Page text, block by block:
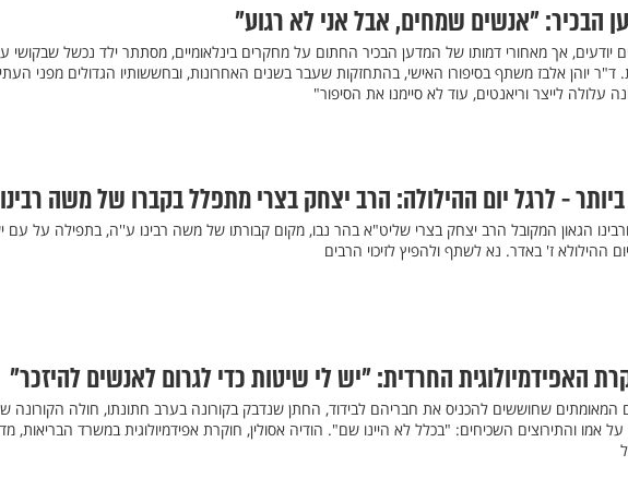
הבכיר: "אנשים שמחים, אבל אני לא רגוע"
יודעים, אך מאחורי דמותו של המדען הבכיר החתום על מחקרים בינלאומיים, מסתתר ילד נכשל שבקושי
ד"ר יוהן אלבז משתף בסיפורו האישי, בהתחזקות שעבר בשנים האחרונות, ובחששותיו הגדולים מפני
עלולה לייצר וריאנטים, עוד לא סיימנו את הסיפור"
ביותר - לרגל יום ההילולה: הרב יצחק בצרי מתפלל בקברו של משה רבינו
ורבינו הגאון המקובל הרב יצחק בצרי שליט"א בהר נבו, מקום קבורתו של משה רבינו ע''ה, בתפילה על עם
ההילולא ז' באדר. נא לשתף ולהפיץ לזיכוי הרבים
האפידמיולוגית החרדית: "יש לי שיטות כדי לגרום לאנשים להיזכר"
המאומתים שחוששים להכניס את חבריהם לבידוד, החתן שנדבק בקורונה בערב חתונתו, חולה הקורונה
אמו והתירוצים השכיחים: "בכלל לא היינו שם". הודיה אסולין, חוקרת אפידמיולוגית במשרד הבריאות,